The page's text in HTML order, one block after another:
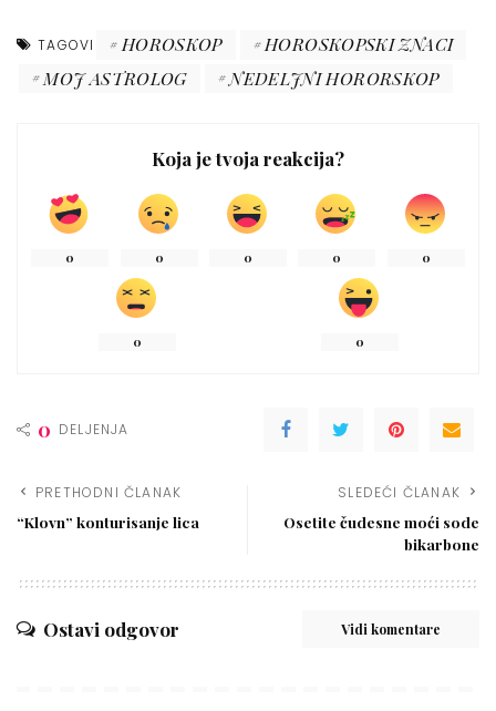
TAGOVI HOROSKOP
HOROSKOPSKI ZNACI
MOJ ASTROLOG
NEDELJNI HORORSKOP
Koja je tvoja reakcija?
0 0 0 0 0
0 0
0 DELJENJA
PRETHODNI ČLANAK
“Klovn” konturisanje lica
SLEDEĆI ČLANAK
Osetite čudesne moći sode
bikarbone
Ostavi odgovor Vidi komentare